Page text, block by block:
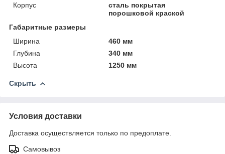
Корпус
сталь покрытая
порошковой краской
Габаритные размеры
Ширина
460 мм
Глубина
340 мм
Высота
1250 мм
Скрыть
Условия доставки
Доставка осуществляется только по предоплате.
Самовывоз